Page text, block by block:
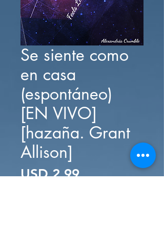
Se siente como
en casa
(espontáneo)
[EN VIVO]
[hazaña. Grant
Allison]
USD 2.99Precio